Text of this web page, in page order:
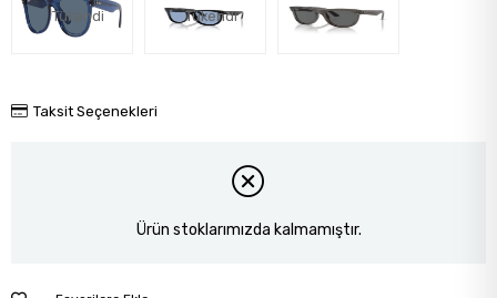
Tükendi Tükendi
Taksit Seçenekleri
Ürün stoklarımızda kalmamıştır.